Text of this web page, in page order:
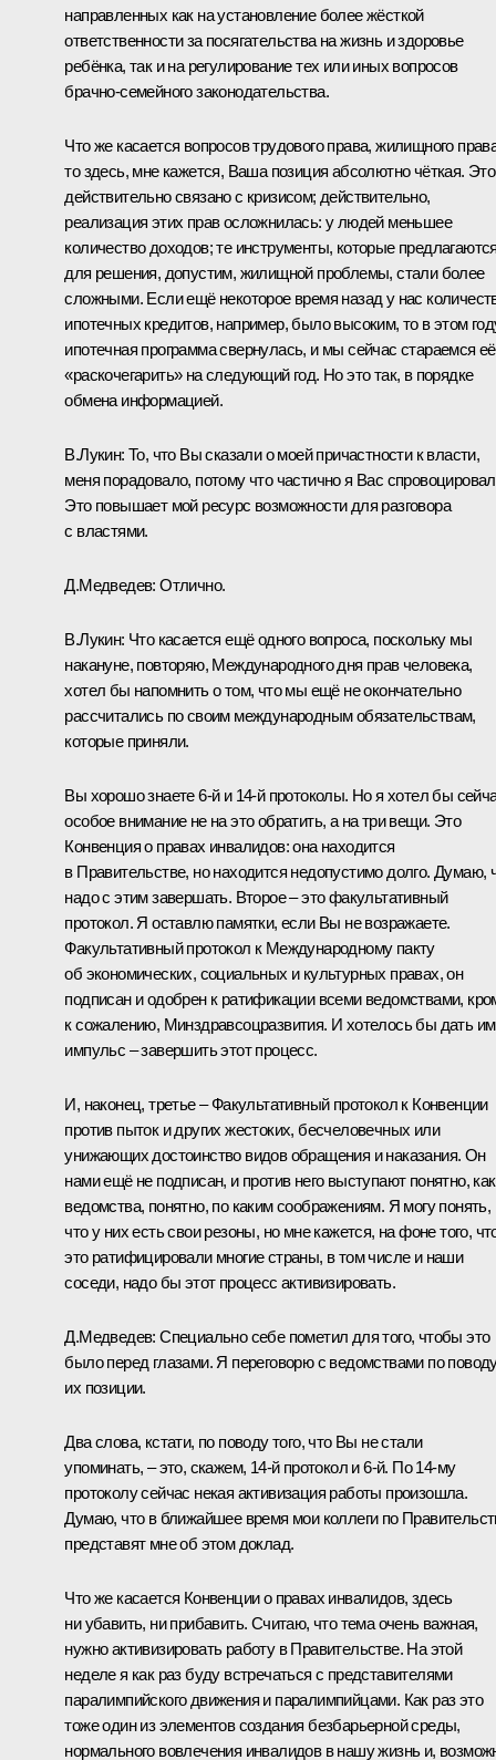
направленных как на установление более жёсткой
ответственности за посягательства на жизнь и здоровье
ребёнка, так и на регулирование тех или иных вопросов
брачно-семейного законодательства.
Что же касается вопросов трудового права, жилищного
то здесь, мне кажется, Ваша позиция абсолютно чёткая. Это
действительно связано с кризисом; действительно,
реализация этих прав осложнилась: у людей меньшее
количество доходов; те инструменты, которые
для решения, допустим, жилищной проблемы, стали более
сложными. Если ещё некоторое время назад у нас
ипотечных кредитов, например, было высоким, то в этом
ипотечная программа свернулась, и мы сейчас стараемся её
«раскочегарить» на следующий год. Но это так, в порядке
обмена информацией.
В.Лукин: То, что Вы сказали о моей причастности к власти,
меня порадовало, потому что частично я Вас
Это повышает мой ресурс возможности для разговора
с властями.
Д.Медведев: Отлично.
В.Лукин: Что касается ещё одного вопроса, поскольку мы
накануне, повторяю, Международного дня прав человека,
хотел бы напомнить о том, что мы ещё не окончательно
рассчитались по своим международным обязательствам,
которые приняли.
Вы хорошо знаете 6-й и 14-й протоколы. Но я хотел бы
особое внимание не на это обратить, а на три вещи. Это
Конвенция о правах инвалидов: она находится
в Правительстве, но находится недопустимо долго. Думаю,
надо с этим завершать. Второе – это факультативный
протокол. Я оставлю памятки, если Вы не возражаете.
Факультативный протокол к Международному пакту
об экономических, социальных и культурных правах, он
подписан и одобрен к ратификации всеми ведомствами,
к сожалению, Минздравсоцразвития. И хотелось бы дать им
импульс – завершить этот процесс.
И, наконец, третье – Факультативный протокол к Конвенции
против пыток и других жестоких, бесчеловечных или
унижающих достоинство видов обращения и наказания. Он
нами ещё не подписан, и против него выступают понятно,
ведомства, понятно, по каким соображениям. Я могу понять,
что у них есть свои резоны, но мне кажется, на фоне того,
это ратифицировали многие страны, в том числе и наши
соседи, надо бы этот процесс активизировать.
Д.Медведев:Специально себе пометил для того, чтобы это
было перед глазами. Я переговорю с ведомствами по
их позиции.
Два слова, кстати, по поводу того, что Вы не стали
упоминать, – это, скажем, 14-й протокол и 6-й. По 14-му
протоколу сейчас некая активизация работы произошла.
Думаю, что в ближайшее время мои коллеги по
представят мне об этом доклад.
Что же касается Конвенции о правах инвалидов, здесь
ни убавить, ни прибавить. Считаю, что тема очень важная,
нужно активизировать работу в Правительстве. На этой
неделе я как раз буду встречаться с представителями
паралимпийского движения и паралимпийцами. Как раз это
тоже один из элементов создания безбарьерной среды,
нормального вовлечения инвалидов в нашу жизнь и,